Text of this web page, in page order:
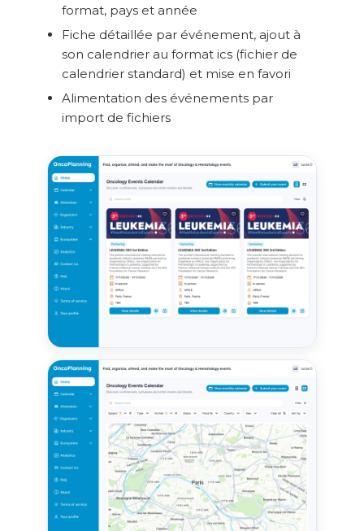
format, pays et année
Fiche détaillée par événement, ajout à
son calendrier au format ics (fichier de
calendrier standard) et mise en favori
Alimentation des événements par
import de fichiers